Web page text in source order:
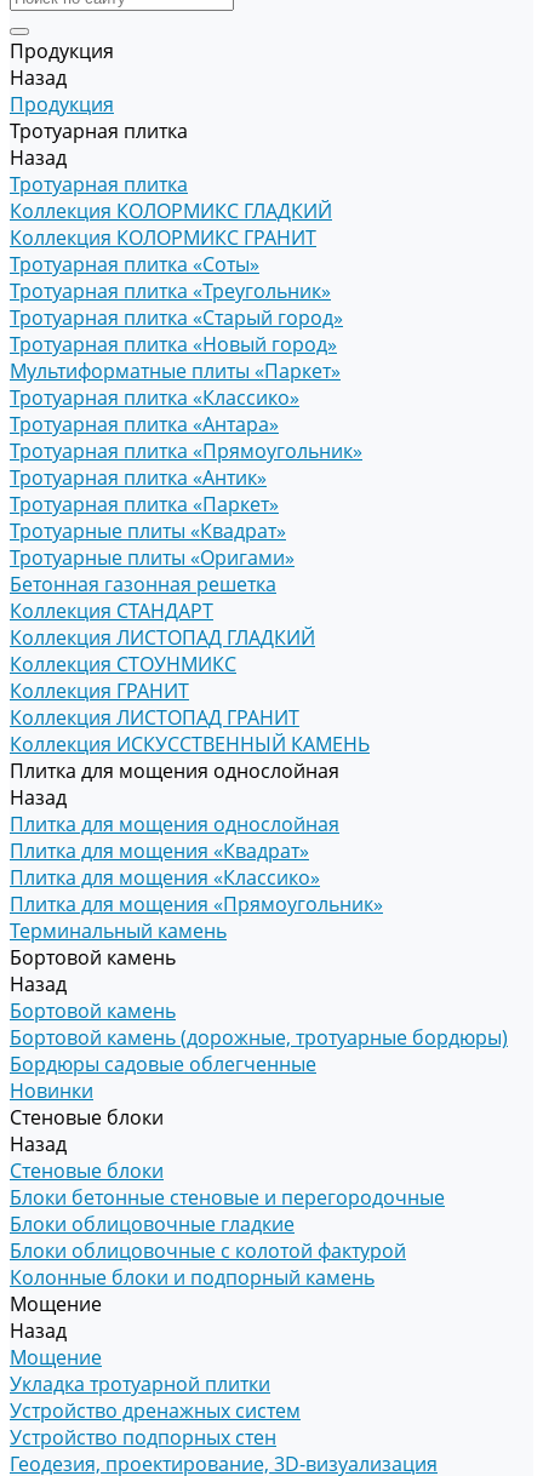
Продукция
Назад
Продукция
Тротуарная плитка
Назад
Тротуарная плитка
Коллекция КОЛОРМИКС ГЛАДКИЙ
Коллекция КОЛОРМИКС ГРАНИТ
Тротуарная плитка «Соты»
Тротуарная плитка «Треугольник»
Тротуарная плитка «Старый город»
Тротуарная плитка «Новый город»
Мультиформатные плиты «Паркет»
Тротуарная плитка «Классико»
Тротуарная плитка «Антара»
Тротуарная плитка «Прямоугольник»
Тротуарная плитка «Антик»
Тротуарная плитка «Паркет»
Тротуарные плиты «Квадрат»
Тротуарные плиты «Оригами»
Бетонная газонная решетка
Коллекция СТАНДАРТ
Коллекция ЛИСТОПАД ГЛАДКИЙ
Коллекция СТОУНМИКС
Коллекция ГРАНИТ
Коллекция ЛИСТОПАД ГРАНИТ
Коллекция ИСКУССТВЕННЫЙ КАМЕНЬ
Плитка для мощения однослойная
Назад
Плитка для мощения однослойная
Плитка для мощения «Квадрат»
Плитка для мощения «Классико»
Плитка для мощения «Прямоугольник»
Терминальный камень
Бортовой камень
Назад
Бортовой камень
Бортовой камень (дорожные, тротуарные бордюры)
Бордюры садовые облегченные
Новинки
Стеновые блоки
Назад
Стеновые блоки
Блоки бетонные стеновые и перегородочные
Блоки облицовочные гладкие
Блоки облицовочные с колотой фактурой
Колонные блоки и подпорный камень
Мощение
Назад
Мощение
Укладка тротуарной плитки
Устройство дренажных систем
Устройство подпорных стен
Геодезия, проектирование, 3D-визуализация